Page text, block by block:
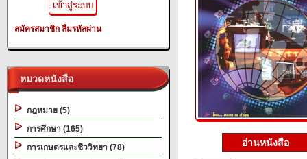
สมัครสมาชิก ลืมรหัสผ่าน
หมวดหนังสือ
กฎหมาย (5)
การศึกษา (165)
การเกษตรและชีววิทยา (78)
อ่านหนังสือ